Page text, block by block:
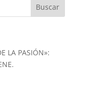
LA PASIÓN»: